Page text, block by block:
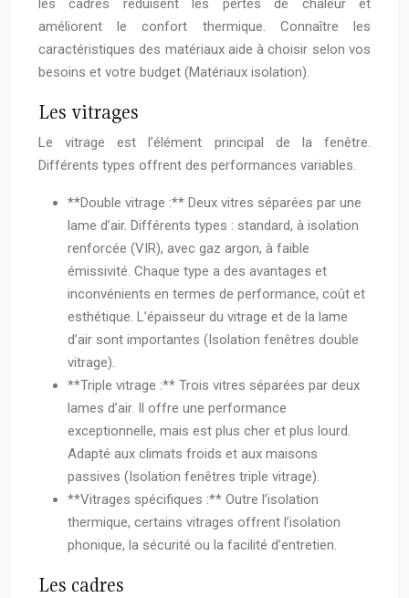
les cadres réduisent les pertes de chaleur et
améliorent le confort thermique. Connaître les
caractéristiques des matériaux aide à choisir selon vos
besoins et votre budget (Matériaux isolation).
Les vitrages
Le vitrage est l’élément principal de la fenêtre.
Différents types offrent des performances variables.
**Double vitrage :** Deux vitres séparées par une
lame d’air. Différents types : standard, à isolation
renforcée (VIR), avec gaz argon, à faible
émissivité. Chaque type a des avantages et
inconvénients en termes de performance, coût et
esthétique. L’épaisseur du vitrage et de la lame
d’air sont importantes (Isolation fenêtres double
vitrage).
**Triple vitrage :** Trois vitres séparées par deux
lames d’air. Il offre une performance
exceptionnelle, mais est plus cher et plus lourd.
Adapté aux climats froids et aux maisons
passives (Isolation fenêtres triple vitrage).
**Vitrages spécifiques :** Outre l’isolation
thermique, certains vitrages offrent l’isolation
phonique, la sécurité ou la facilité d’entretien.
Les cadres